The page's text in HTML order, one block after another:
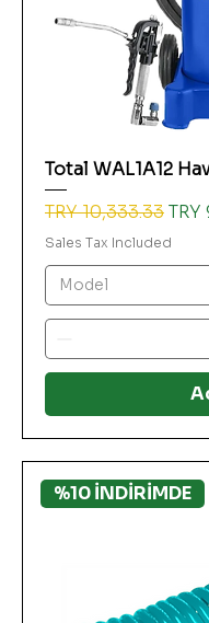
Total WAL1A12
Regular Price
TRY 10,333.33
Sales Tax Included
%10 İNDİRİMDE